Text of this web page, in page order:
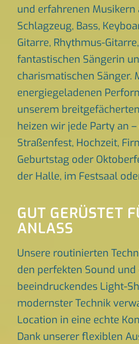
und erfahrenen Musikern
Schlagzeug, Bass,
Gitarre, Rhythmus-
fantastischen Sängerin
charismatischen Sänger.
energiegeladenen
unserem
heizen wir jede Party an
Straßenfest, Hochzeit,
Geburtstag oder
der Halle, im Festsaal
GUT GERÜSTET
ANLASS
Unsere routinierten
den perfekten Sound und
beeindruckendes Light-
modernster Technik
Location in eine echte
Dank unserer flexiblen